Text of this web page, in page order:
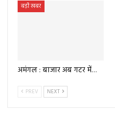
बड़ी खबर
अमंगल : बाजार अब गटर में…
PREV NEXT